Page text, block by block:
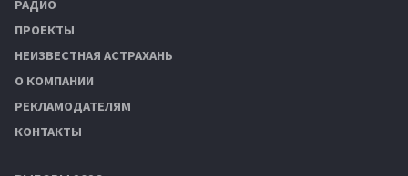
РАДИО
ПРОЕКТЫ
НЕИЗВЕСТНАЯ АСТРАХАНЬ
О КОМПАНИИ
РЕКЛАМОДАТЕЛЯМ
КОНТАКТЫ